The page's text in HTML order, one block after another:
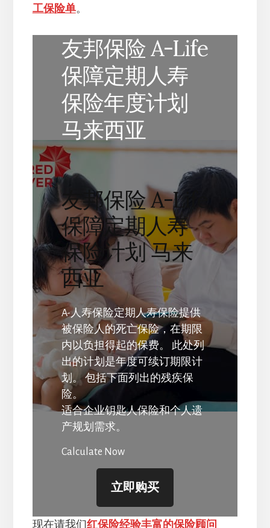
工保险单。
友邦保险 A-Life
保障定期人寿
保险年度计划
马来西亚
友邦保险 A-Life
保障定期人寿
保险计划 马来
西亚
A-人寿保险定期人寿保险提供
被保险人的死亡保险，在期限
内以负担得起的保费。 此处列
出的计划是年度可续订期限计
划。 包括下面列出的残疾保
险。
适合企业钥匙人保险和个人遗
产规划需求。
Calculate Now
立即购买
现在请我们红保险经验丰富的保险顾问